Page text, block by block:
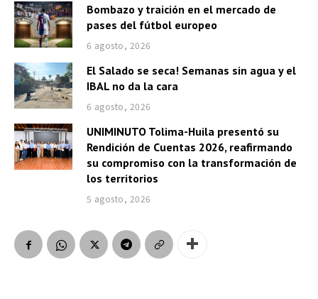
Bombazo y traición en el mercado de
pases del fútbol europeo
6 agosto, 2026
El Salado se seca! Semanas sin agua y el
IBAL no da la cara
6 agosto, 2026
UNIMINUTO Tolima-Huila presentó su
Rendición de Cuentas 2026, reafirmando
su compromiso con la transformación de
los territorios
5 agosto, 2026